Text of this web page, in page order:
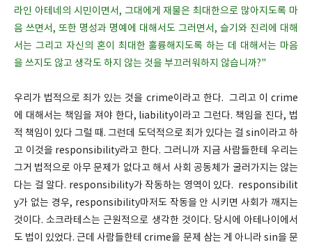
라인 아테네의 시민이면서, 그대에게 재물은 최대한으로 많아지도록 마
음 쓰면서, 또한 명성과 명예에 대해서도 그러면서, 슬기와 진리에 대해
서는 그리고 자신의 혼이 최대한 훌륭해지도록 하는 데 대해서는 마음
을 쓰지도 않고 생각도 하지 않는 것을 부끄러워하지 않습니까?"
우리가 법적으로 죄가 있는 것을 crime이라고 한다. 그리고 이 crime
에 대해서는 책임을 져야 한다, liability이라고 그런다. 책임을 진다, 법
적 책임이 있다 그럴 때. 그런데 도덕적으로 죄가 있다는 걸 sin이라고 하
고 이것을 responsibility라고 한다. 그러니까 지금 사람들한테 우리는
그거 법적으로 아무 문제가 없다고 해서 사회 공동체가 굴러가지는 않는
다는 걸 알다. responsibility가 작동하는 영역이 있다. responsibilit
y가 없는 경우, responsibility마저도 작동을 안 시키면 사회가 깨지는
것이다. 소크라테스는 근원적으로 생각한 것이다. 당시에 아테나이에서
도 법이 있었다. 근데 사람들한테 crime을 문제 삼는 게 아니라 sin을 문